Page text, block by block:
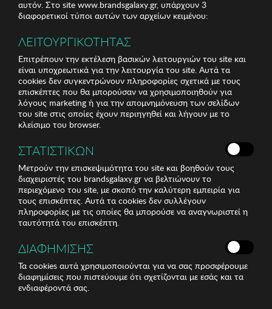
αυτόν. Στο site www.brandsgalaxy.gr, υπάρχουν 3
διαφορετικοί τύποι αυτών των αρχείων κειμένου:
ΛΕΙΤΟΥΡΓΙΚΟΤΗΤΑΣ
Επιτρέπουν την εκτέλεση βασικών λειτουργιών του site και
είναι υποχρεωτικά για την λειτουργία του site. Αυτά τα
cookies δεν συγκεντρώνουν πληροφορίες σχετικά με τους
επισκέπτες που θα μπορούσαν να χρησιμοποιηθούν για
λόγους marketing ή για την απομνημόνευση των σελίδων
του site στις οποίες έχουν περιηγηθεί και λήγουν με το
κλείσιμο του browser.
ΣΤΑΤΙΣΤΙΚΩΝ
Μετρούν την επισκεψιμότητα του site και βοηθούν τους
διαχειριστές του brandsgalaxy.gr να βελτιώνουν το
περιεχόμενο του site, με σκοπό την καλύτερη εμπειρία για
τους επισκέπτες. Αυτά τα cookies δεν συλλέγουν
πληροφορίες με τις οποίες θα μπορούσε να αναγνωριστεί η
ταυτότητά του επισκέπτη.
ΔΙΑΦΗΜΙΣΗΣ
Τα cookies αυτά χρησιμοποιούνται για να σας προσφέρουμε
διαφημίσεις που πιστεύουμε ότι σχετίζονται με εσάς και τα
ενδιαφέροντά σας.